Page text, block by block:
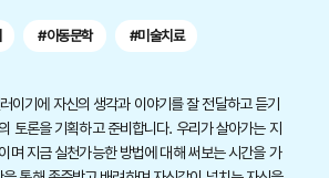
#아동문학 #미술치료
이기에 자신의 생각과 이야기를 잘 전달하고 듣기
토론을 기획하고 준비합니다. 우리가 살아가는 지
며 지금 실천가능한 방법에 대해 써보는 시간을 가